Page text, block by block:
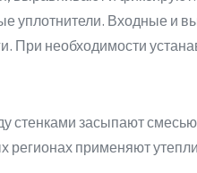
уплотнители. Входные и
При необходимости
стенками засыпают
применяют